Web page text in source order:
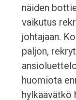
näiden
vaikutus
johtajaan.
paljon,
huomiota
hylkäävätkö